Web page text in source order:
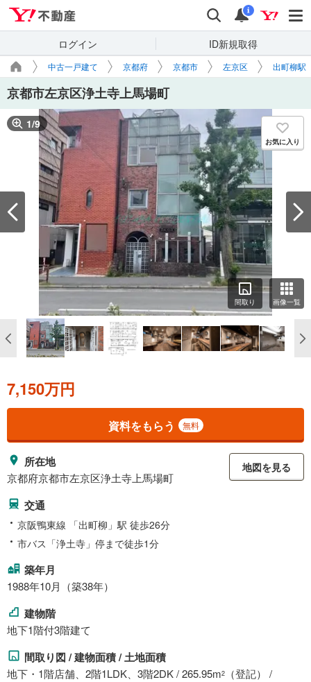
検索 通知
i
ログイン ID新規取得
中古一戸建て 京都府 京都市 左京区 出町柳駅
京都市左京区浄土寺上馬場町
1/9
お気に入り
間取り 画像一覧
7,150万円
資料をもらう 無料
所在地
京都府京都市左京区浄土寺上馬場町
地図を見る
交通
京阪鴨東線 「出町柳」駅 徒歩26分
市バス「浄土寺」停まで徒歩1分
築年月
1988年10月（築38年）
建物階
地下1階付3階建て
間取り図 / 建物面積 / 土地面積
地下・1階店舗、2階1LDK、3階2DK / 265.95m2
（登記） /